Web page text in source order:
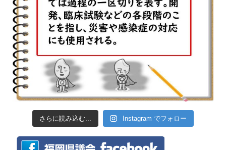
さらに読み込む... Instagram でフォロー